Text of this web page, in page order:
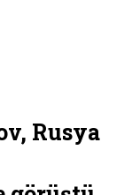
Rusya